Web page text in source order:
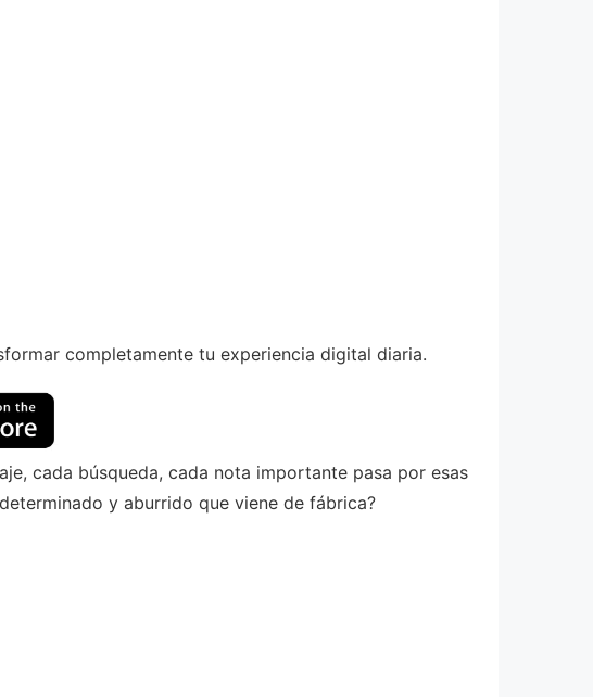
completamente tu experiencia digital diaria.
cada búsqueda, cada nota importante pasa por esas
y aburrido que viene de fábrica?